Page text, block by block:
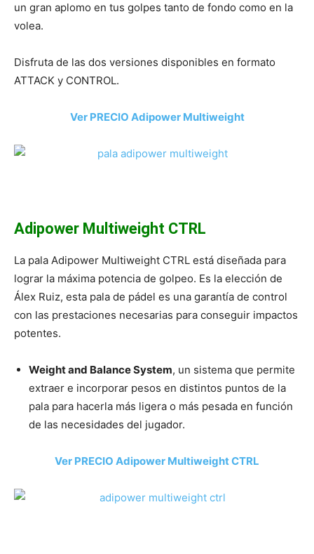
un gran aplomo en tus golpes tanto de fondo como en la
volea.
Disfruta de las dos versiones disponibles en formato
ATTACK y CONTROL.
Ver PRECIO Adipower Multiweight
Adipower Multiweight CTRL
La pala Adipower Multiweight CTRL está diseñada para
lograr la máxima potencia de golpeo. Es la elección de
Álex Ruiz, esta pala de pádel es una garantía de control
con las prestaciones necesarias para conseguir impactos
potentes.
Weight and Balance System, un sistema que permite
extraer e incorporar pesos en distintos puntos de la
pala para hacerla más ligera o más pesada en función
de las necesidades del jugador.
Ver PRECIO Adipower Multiweight CTRL